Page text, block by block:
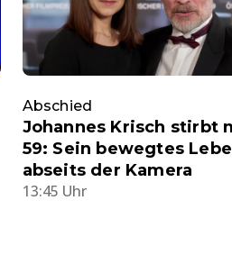
Abschied
Johannes Krisch stirbt
59: Sein bewegtes
abseits der Kamera
13:45 Uhr